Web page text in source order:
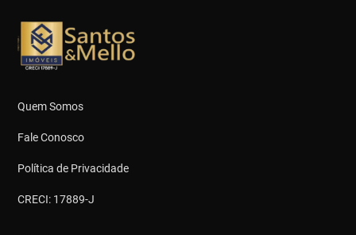
Quem Somos
Fale Conosco
Política de Privacidade
CRECI: 17889-J